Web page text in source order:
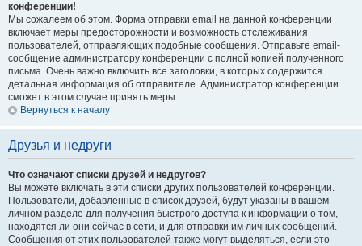
конференции!
Мы сожалеем об этом. Форма отправки email на данной конференции
включает меры предосторожности и возможность отслеживания
пользователей, отправляющих подобные сообщения. Отправьте email-
сообщение администратору конференции с полной копией полученного
письма. Очень важно включить все заголовки, в которых содержится
детальная информация об отправителе. Администратор конференции
сможет в этом случае принять меры.
Вернуться к началу
Друзья и недруги
Что означают списки друзей и недругов?
Вы можете включать в эти списки других пользователей конференции.
Пользователи, добавленные в список друзей, будут указаны в вашем
личном разделе для получения быстрого доступа к информации о том,
находятся ли они сейчас в сети, и для отправки им личных сообщений.
Сообщения от этих пользователей также могут выделяться, если это